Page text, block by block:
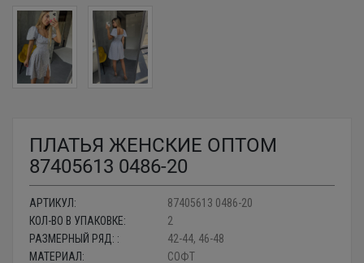
ПЛАТЬЯ ЖЕНСКИЕ ОПТОМ
87405613 0486-20
АРТИКУЛ:
87405613 0486-20
КОЛ-ВО В УПАКОВКЕ:
2
РАЗМЕРНЫЙ РЯД: :
42-44, 46-48
МАТЕРИАЛ:
СОФТ